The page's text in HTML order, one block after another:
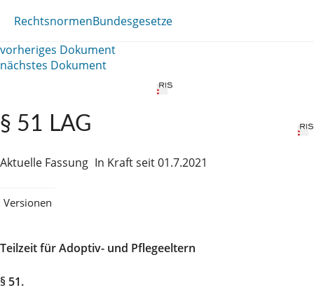
RechtsnormenBundesgesetze
vorheriges Dokument
nächstes Dokument
§ 51 LAG
Aktuelle Fassung In Kraft seit 01.7.2021
Versionen
Teilzeit für Adoptiv- und Pflegeeltern
§ 51.